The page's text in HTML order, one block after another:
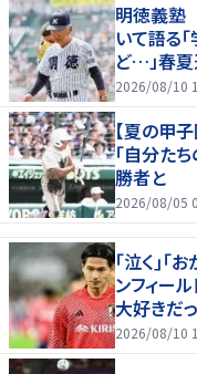
明徳義塾
いて語る
ど…」春
淵節”炸裂
2026/08/10
【夏の甲
「自分た
勝者と
2026/08/05
｢泣く｣｢
ンフィー
大好きだ
くなりま
2026/08/10